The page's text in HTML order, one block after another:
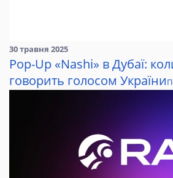
30 травня 2025
Pop-Up «Nashi» в Дубаї:
говорить голосом України